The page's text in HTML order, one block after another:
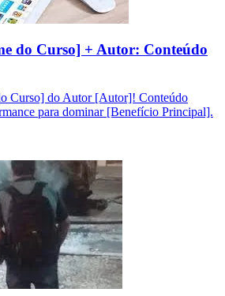
do Curso] + Autor: Conteúdo
Curso] do Autor [Autor]! Conteúdo
para dominar [Benefício Principal].